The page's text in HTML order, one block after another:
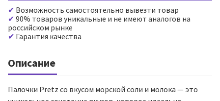
Возможность самостоятельно вывезти товар
90% товаров уникальные и не имеют аналогов на
российском рынке
Гарантия качества
Описание
Палочки Pretz со вкусом морской соли и молока — это